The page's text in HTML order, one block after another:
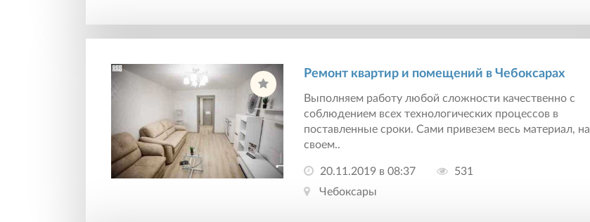
Ремонт квартир и помещений в Чебоксарах
Выполняем работу любой сложности качественно с
соблюдением всех технологических процессов в
поставленные сроки. Сами привезем весь материал, на
своем..
20.11.2019 в 08:37
531
Чебоксары